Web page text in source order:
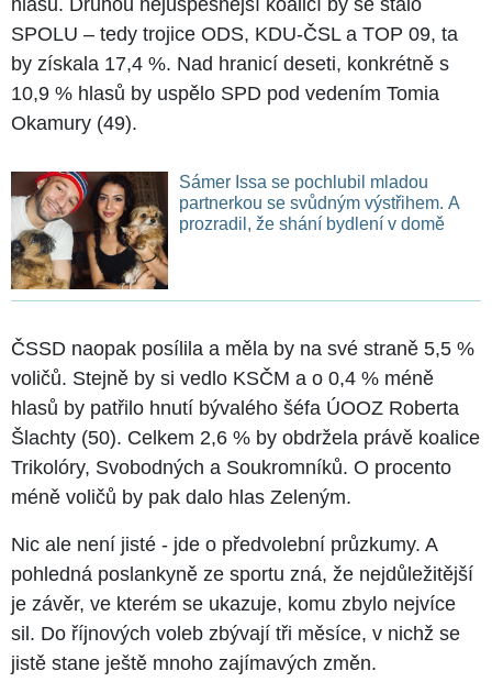
SPOLU – tedy trojice ODS, KDU-ČSL a TOP 09, ta
by získala 17,4 %. Nad hranicí deseti, konkrétně s
10,9 % hlasů by uspělo SPD pod vedením Tomia
Okamury (49).
Sámer Issa se pochlubil mladou
partnerkou se svůdným výstřihem. A
prozradil, že shání bydlení v domě
ČSSD naopak posílila a měla by na své straně 5,5 %
voličů. Stejně by si vedlo KSČM a o 0,4 % méně
hlasů by patřilo hnutí bývalého šéfa ÚOOZ Roberta
Šlachty (50). Celkem 2,6 % by obdržela právě koalice
Trikolóry, Svobodných a Soukromníků. O procento
méně voličů by pak dalo hlas Zeleným.
Nic ale není jisté - jde o předvolební průzkumy. A
pohledná poslankyně ze sportu zná, že nejdůležitější
je závěr, ve kterém se ukazuje, komu zbylo nejvíce
sil. Do říjnových voleb zbývají tři měsíce, v nichž se
jistě stane ještě mnoho zajímavých změn.